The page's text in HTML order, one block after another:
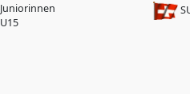
Juniorinnen
U15